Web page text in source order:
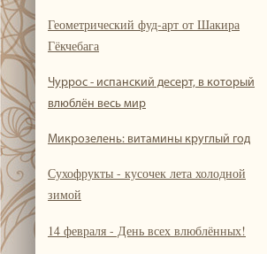
Геометрический фуд-арт от Шакира
Гёкчебага
Чуррос - испанский десерт, в который
влюблён весь мир
Микрозелень: витамины круглый год
Сухофрукты - кусочек лета холодной
зимой
14 февраля - День всех влюблённых!